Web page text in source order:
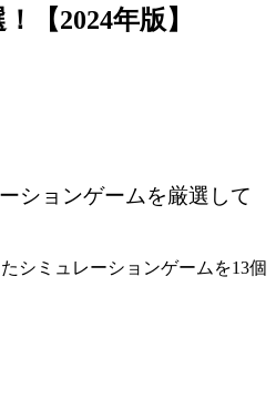
【2024年版】
ションゲームを厳選して
シミュレーションゲームを13個